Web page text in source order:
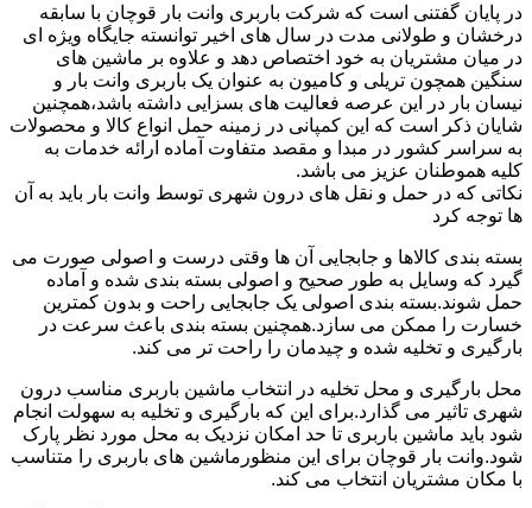
در پایان گفتنی است که شرکت باربری وانت بار قوچان با سابقه
درخشان و طولانی مدت در سال های اخیر توانسته جایگاه ویژه ای
در میان مشتریان به خود اختصاص دهد و علاوه بر ماشین های
سنگین همچون تریلی و کامیون به عنوان یک باربری وانت بار و
نیسان بار در این عرصه فعالیت های بسزایی داشته باشد،همچنین
شایان ذکر است که این کمپانی در زمینه حمل انواع کالا و محصولات
به سراسر کشور در مبدا و مقصد متفاوت آماده ارائه خدمات به
کلیه هموطنان عزیز می باشد.
نکاتی که در حمل و نقل های درون شهری توسط وانت بار باید به آن
ها توجه کرد
بسته بندی کالاها و جابجایی آن ها وقتی درست و اصولی صورت می
گیرد که وسایل به طور صحیح و اصولی بسته بندی شده و آماده
حمل شوند.بسته بندی اصولی یک جابجایی راحت و بدون کمترین
خسارت را ممکن می سازد.همچنین بسته بندی باعث سرعت در
بارگیری و تخلیه شده و چیدمان را راحت تر می کند.
محل بارگیری و محل تخلیه در انتخاب ماشین باربری مناسب درون
شهری تاثیر می گذارد.برای این که بارگیری و تخلیه به سهولت انجام
شود باید ماشین باربری تا حد امکان نزدیک به محل مورد نظر پارک
شود.وانت بار قوچان برای این منظورماشین های باربری را متناسب
با مکان مشتریان انتخاب می کند.